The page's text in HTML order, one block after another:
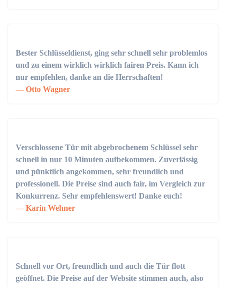
Bester Schlüsseldienst, ging sehr schnell sehr problemlos
und zu einem wirklich wirklich fairen Preis. Kann ich
nur empfehlen, danke an die Herrschaften!
Otto Wagner
Verschlossene Tür mit abgebrochenem Schlüssel sehr
schnell in nur 10 Minuten aufbekommen. Zuverlässig
und pünktlich angekommen, sehr freundlich und
professionell. Die Preise sind auch fair, im Vergleich zur
Konkurrenz. Sehr empfehlenswert! Danke euch!
Karin Wehner
Schnell vor Ort, freundlich und auch die Tür flott
geöffnet. Die Preise auf der Website stimmen auch, also